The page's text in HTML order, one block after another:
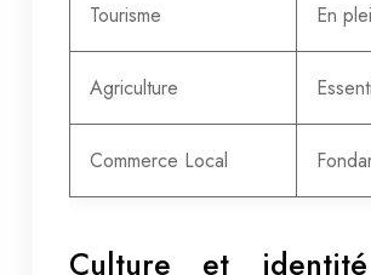
Tourisme En
Agriculture
Commerce Local
Culture et